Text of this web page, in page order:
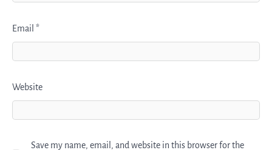
Email *
Website
Save my name, email, and website in this browser for the